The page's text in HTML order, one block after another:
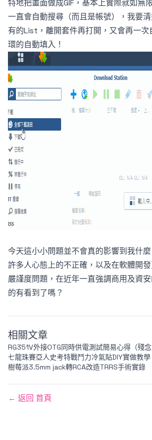
特地把畫面做成GIF，基本上實際就如無
一直會自動搜尋（而且是帳號），我要
有的List，離開套件再打開，又會再一次
環的自動填入！
今天這小小問題並不會真的影響到我什
許多人心態上的不正確，以及在軟體開
嚴謹度問題，在近年一直強調商用及資
的有看到了嗎？
相關文章
RG351V外接OTG同時供電測試簡易心得（殘念
七龍珠賽亞人史考特戰鬥力冷氣貼DIY實做教學
樹莓派3.5mm jack轉RCA改造TRRS手術實錄
← 返回 首頁